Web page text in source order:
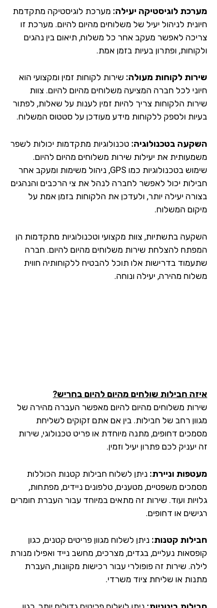
לוגיסטיקה יעילה:מערכת לוגיסטיקה מתקדמת
לניהול יעיל של משלוחים מהיום להיום. מערכת זו
לאפשר מעקב אחר כל משלוח, תיאום בין נהגים
ופתרון בעיות בזמן אמת.
לקוחות מעולה:שירות לקוחות זמין ומקצועי הוא
לכל חברה המציעה משלוחים מהיום להיום. צוות
הלקוחות צריך להיות זמין לענות על שאלות, לפתור
ולספק ללקוחות מידע מעודכן על סטטוס המשלוח.
בטכנולוגיה:טכנולוגיות מתקדמות יכולות לשפר
את יעילות שירות משלוחים מהיום להיום.
שימוש בטכנולוגיות כמו GPS, ניהול משימות ומעקב אחר
יכול לאפשר לחברה לנהל את צי הרכבים והנהגים
יעילה יותר, ולעדכן את הלקוחות בזמן אמת על
המשלוח.
בתשתיות, צוות מקצועי וטכנולוגיות מתקדמות הן
להצלחת שירות משלוחים מהיום להיום. חברה
בדרישות אלו תוכל להבטיח ללקוחותיה חווית
מהירה, יעילה ונוחה.
חבילות שולחים מהיום להיום בחריש?
משלוחים מהיום להיום מאפשר העברה מהירה של
רחב של חבילות. בין אם אתם זקוקים לשליחת
דחופים, מתנה מיוחדת או פריט טכנולוגי, שירות
יעניק לכם פתרון יעיל וזמין.
וניירת:ניתן לשלוח חבילות קטנות הכוללות
משפטיים, מטענים, טלפונים ניידים, מפתחות,
ועוד. שירות זה מתאים במיוחד עבור העברת חומרים
או דחופים.
קטנות:ניתן לשלוח מגוון פריטים קטנים, כגון
נעליים, בגדים, מצרכים, מחשב נייד ואפילו מנורת
שירות זה פופולרי עבור רכישות מקוונות, העברת
או שליחת ציוד משרדי.